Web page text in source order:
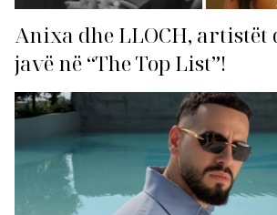
Anixa dhe LLOCH, artistët
javë në “The Top List”!